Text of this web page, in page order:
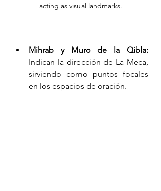
acting as visual landmarks.
Indican la dirección de La Meca,
sirviendo como puntos focales
en los espacios de oración.